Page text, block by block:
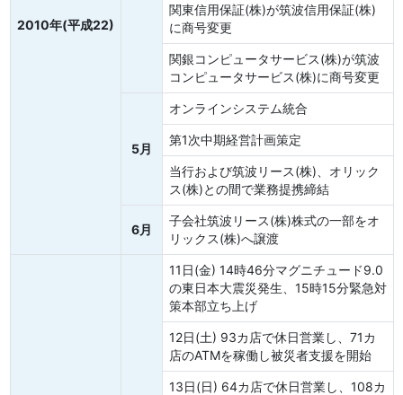
2010年(平成22)
関東信用保証(株)が筑波信用保証(株)
に商号変更
関銀コンピュータサービス(株)が筑波
コンピュータサービス(株)に商号変更
5月
オンラインシステム統合
第1次中期経営計画策定
当行および筑波リース(株)、オリック
ス(株)との間で業務提携締結
6月
子会社筑波リース(株)株式の一部をオ
リックス(株)へ譲渡
11日(金) 14時46分マグニチュード9.0
の東日本大震災発生、15時15分緊急対
策本部立ち上げ
12日(土) 93カ店で休日営業し、71カ
店のATMを稼働し被災者支援を開始
13日(日) 64カ店で休日営業し、108カ